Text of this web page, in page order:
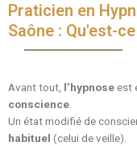
Praticien en
Saône : Qu'est-
Avant tout, l’hypnoseest
conscience
Un état modifié de
habituel (celui de veille).